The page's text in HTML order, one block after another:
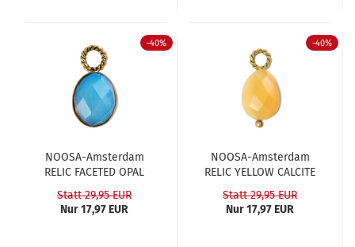
-40%
NOOSA-​​Ams­ter­dam
RELIC FA­CE­TED OPAL
Statt 29,95 EUR
Nur 17,97 EUR
-40%
NOOSA-​​Ams­ter­dam
RELIC YELLOW CAL­CI­TE
Statt 29,95 EUR
Nur 17,97 EUR